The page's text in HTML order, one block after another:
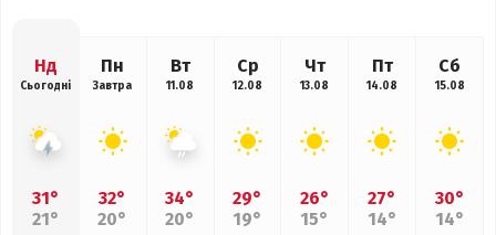
Нд
Сьогодні
31°
21°
Пн
Завтра
32°
20°
Вт
11.08
34°
20°
Ср
12.08
29°
19°
Чт
13.08
26°
15°
Пт
14.08
27°
14°
Сб
15.08
30°
14°